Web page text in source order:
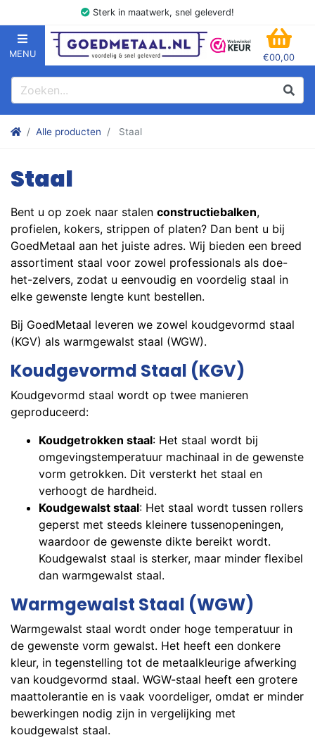
Sterk in maatwerk, snel geleverd!
MENU
GOEDMETAAL.NL
€00,00
Zoeken
Zoek
Stalen kokers, hoekstaal, Balk, Buizen Plat, Strippen, Plaat en
Alle producten Staal
Staal
Bent u op zoek naar stalen constructiebalken,
profielen, kokers, strippen of platen? Dan bent u bij
GoedMetaal aan het juiste adres. Wij bieden een breed
assortiment staal voor zowel professionals als doe-
het-zelvers, zodat u eenvoudig en voordelig staal in
elke gewenste lengte kunt bestellen.
Bij GoedMetaal leveren we zowel koudgevormd staal
(KGV) als warmgewalst staal (WGW).
Koudgevormd Staal (KGV)
Koudgevormd staal wordt op twee manieren
geproduceerd:
Koudgetrokken staal: Het staal wordt bij
omgevingstemperatuur machinaal in de gewenste
vorm getrokken. Dit versterkt het staal en
verhoogt de hardheid.
Koudgewalst staal: Het staal wordt tussen rollers
geperst met steeds kleinere tussenopeningen,
waardoor de gewenste dikte bereikt wordt.
Koudgewalst staal is sterker, maar minder flexibel
dan warmgewalst staal.
Warmgewalst Staal (WGW)
Warmgewalst staal wordt onder hoge temperatuur in
de gewenste vorm gewalst. Het heeft een donkere
kleur, in tegenstelling tot de metaalkleurige afwerking
van koudgevormd staal. WGW-staal heeft een grotere
maattolerantie en is vaak voordeliger, omdat er minder
bewerkingen nodig zijn in vergelijking met
koudgewalst staal.